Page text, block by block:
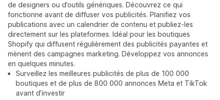
de designers ou d’outils génériques. Découvrez ce qui
fonctionne avant de diffuser vos publicités. Planifiez vos
publications avec un calendrier de contenu et publiez-les
directement sur les plateformes. Idéal pour les boutiques
Shopify qui diffusent régulièrement des publicités payantes et
mènent des campagnes marketing. Développez vos annonces
en quelques minutes.
Surveillez les meilleures publicités de plus de 100 000
boutiques et de plus de 800 000 annonces Meta et TikTok
avant d’investir